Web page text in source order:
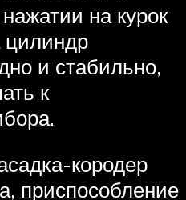
на курок
цилиндр
и стабильно,
к
кородер
приспособление